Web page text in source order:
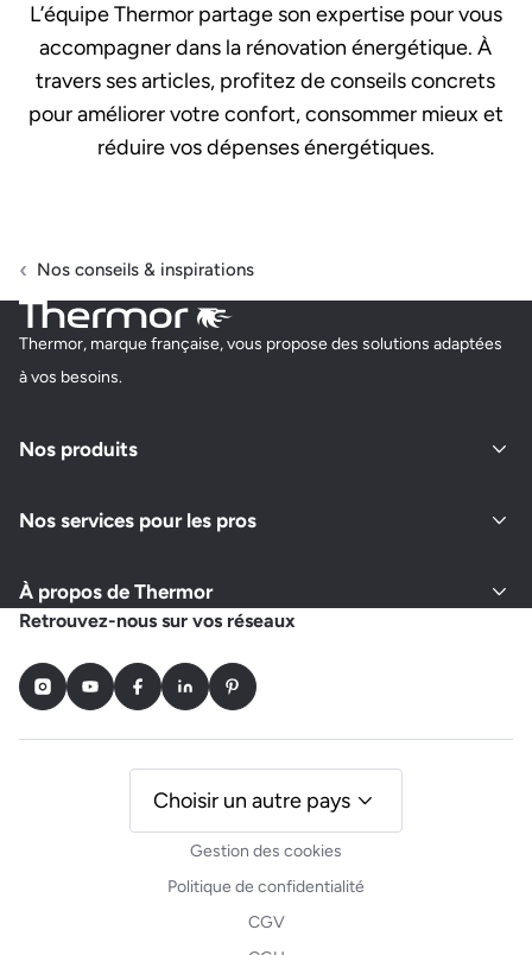
L’équipe Thermor partage son expertise pour vous
accompagner dans la rénovation énergétique. À
travers ses articles, profitez de conseils concrets
pour améliorer votre confort, consommer mieux et
réduire vos dépenses énergétiques.
Nos conseils & inspirations
Thermor, marque française, vous propose des solutions adaptées
à vos besoins.
Nos produits
Nos services pour les pros
À propos de Thermor
Retrouvez-nous sur vos réseaux
InstagramYoutubeFacebookLinkedInPinterest
Gestion des cookies
Politique de confidentialité
CGV
Choisir un autre pays